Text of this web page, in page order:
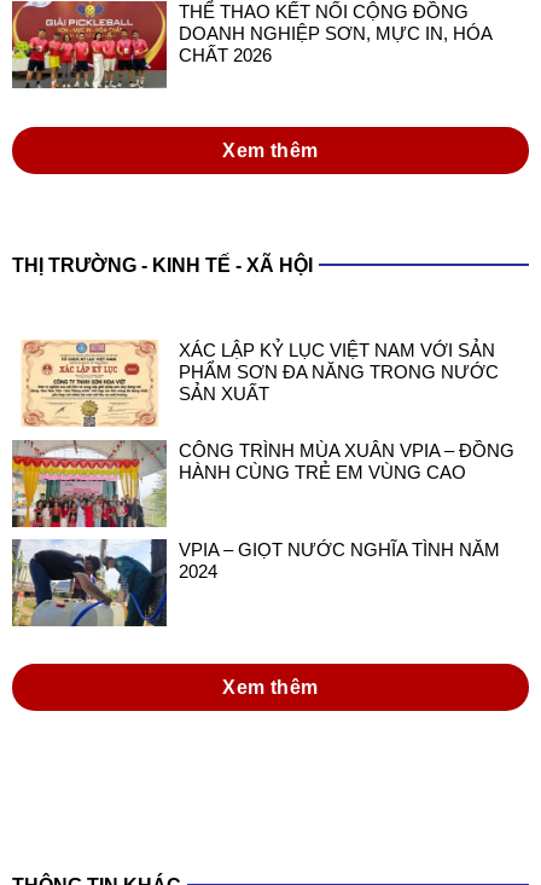
THỂ THAO KẾT NỐI CỘNG ĐỒNG
DOANH NGHIỆP SƠN, MỰC IN, HÓA
CHẤT 2026
Xem thêm
THỊ TRƯỜNG - KINH TẾ - XÃ HỘI
XÁC LẬP KỶ LỤC VIỆT NAM VỚI SẢN
PHẨM SƠN ĐA NĂNG TRONG NƯỚC
SẢN XUẤT
CÔNG TRÌNH MÙA XUÂN VPIA – ĐỒNG
HÀNH CÙNG TRẺ EM VÙNG CAO
VPIA – GIỌT NƯỚC NGHĨA TÌNH NĂM
2024
Xem thêm